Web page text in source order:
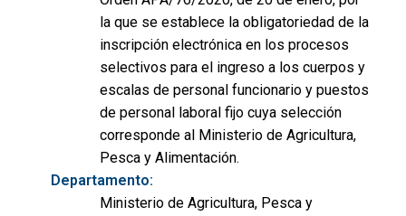
la que se establece la obligatoriedad de la
inscripción electrónica en los procesos
selectivos para el ingreso a los cuerpos y
escalas de personal funcionario y puestos
de personal laboral fijo cuya selección
corresponde al Ministerio de Agricultura,
Pesca y Alimentación.
Departamento:
Ministerio de Agricultura, Pesca y